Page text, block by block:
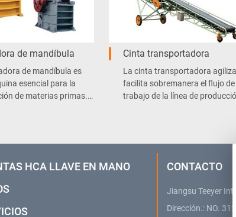
de mandíbula
de mandíbula es
esencial para la
de materias primas.
celular.
Cinta transportadora
La cinta transportadora
facilita sobremanera el flujo de
trabajo de la línea de
HCA LLAVE EN MANO
CONTACTO
Jiangsu Teeyer
Dirección.: NO.